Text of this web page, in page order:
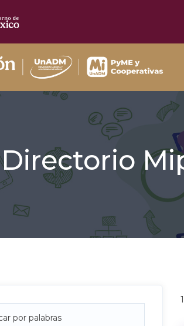
Directorio
1